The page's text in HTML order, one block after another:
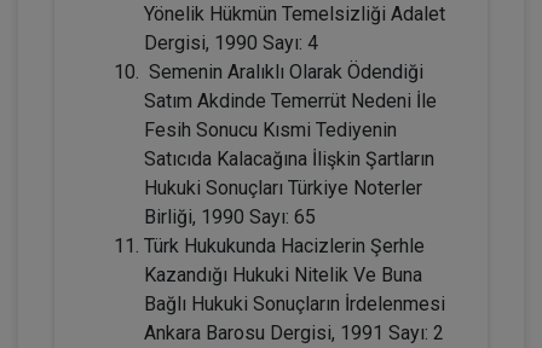
Miras Hukuku - 2 - IV. Medeni Hukuk
Kongresi - X. Oturum
360 TL Sepete Ekle
Tüketici Hukuku Enstitüsü
Yönelik Hükmün Temelsizliği Adalet
Dergisi, 1990 Sayı: 4
Semenin Aralıklı Olarak Ödendiği
Satım Akdinde Temerrüt Nedeni İle
Fesih Sonucu Kısmi Tediyenin
Satıcıda Kalacağına İlişkin Şartların
Hukuki Sonuçları Türkiye Noterler
Birliği, 1990 Sayı: 65
Türk Hukukunda Hacizlerin Şerhle
Kazandığı Hukuki Nitelik Ve Buna
Bağlı Hukuki Sonuçların İrdelenmesi
Ankara Barosu Dergisi, 1991 Sayı: 2